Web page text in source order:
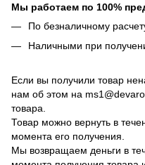
Мы работаем по 100%
По безналичному
Наличными при
Если вы получили товар
нам об этом на
товара.
Товар можно вернуть в
момента его получения.
Мы возвращаем деньги в